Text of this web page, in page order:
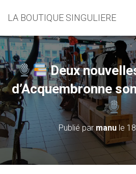
LA BOUTIQUE SINGULIERE
Deux
d’Acquembronne
Publié par manu le